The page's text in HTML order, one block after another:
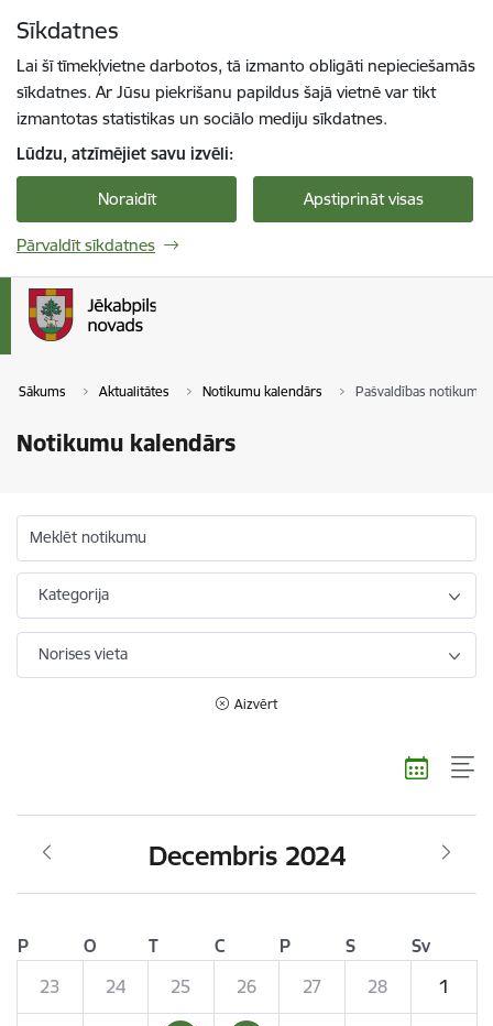
Sīkdatnes
Lai šī tīmekļvietne darbotos, tā izmanto obligāti nepieciešamās
sīkdatnes. Ar Jūsu piekrišanu papildus šajā vietnē var tikt
izmantotas statistikas un sociālo mediju sīkdatnes.
Lūdzu, atzīmējiet savu izvēli:
Noraidīt Apstiprināt visas
Pārvaldīt sīkdatnes
Sākums Aktualitātes Notikumu kalendārs Pašvaldības notikumi
Notikumu kalendārs
Meklēt notikumu
Kategorija
Norises vieta
Aizvērt
Decembris 2024
P O T C P S
Sv
23
24 25 26 27 28 1